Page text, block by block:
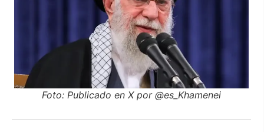
Foto: Publicado en X por @es_Khamenei